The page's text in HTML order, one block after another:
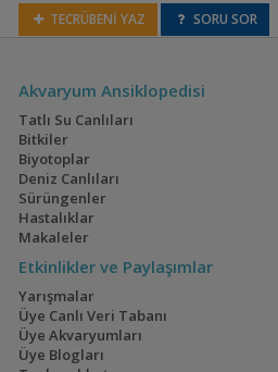
TECRÜBENİ YAZ SORU SOR
Akvaryum Ansiklopedisi
Tatlı Su Canlıları
Bitkiler
Biyotoplar
Deniz Canlıları
Sürüngenler
Hastalıklar
Makaleler
Etkinlikler ve Paylaşımlar
Yarışmalar
Üye Canlı Veri Tabanı
Üye Akvaryumları
Üye Blogları